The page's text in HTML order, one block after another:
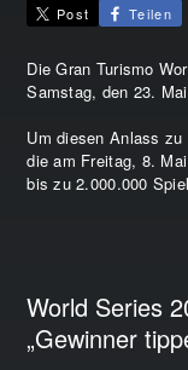
Post Teilen
Die Gran Turismo
Samstag, den 23.
Um diesen Anlass zu
die am Freitag, 8.
bis zu 2.000.000
World Series
„Gewinner